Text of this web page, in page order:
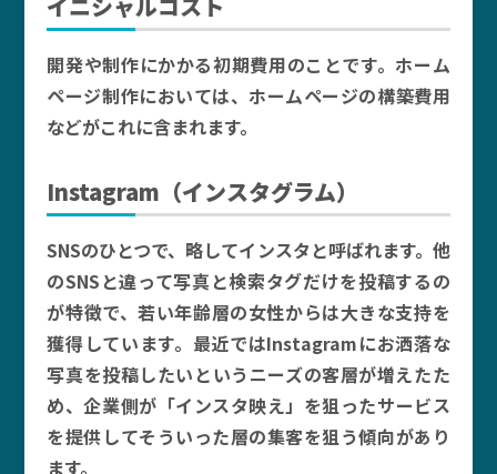
イニシャルコスト
開発や制作にかかる初期費用のことです。ホーム
ページ制作においては、ホームページの構築費用
などがこれに含まれます。
Instagram（インスタグラム）
SNSのひとつで、略してインスタと呼ばれます。他
のSNSと違って写真と検索タグだけを投稿するの
が特徴で、若い年齢層の女性からは大きな支持を
獲得しています。最近ではInstagramにお洒落な
写真を投稿したいというニーズの客層が増えたた
め、企業側が「インスタ映え」を狙ったサービス
を提供してそういった層の集客を狙う傾向があり
ます。